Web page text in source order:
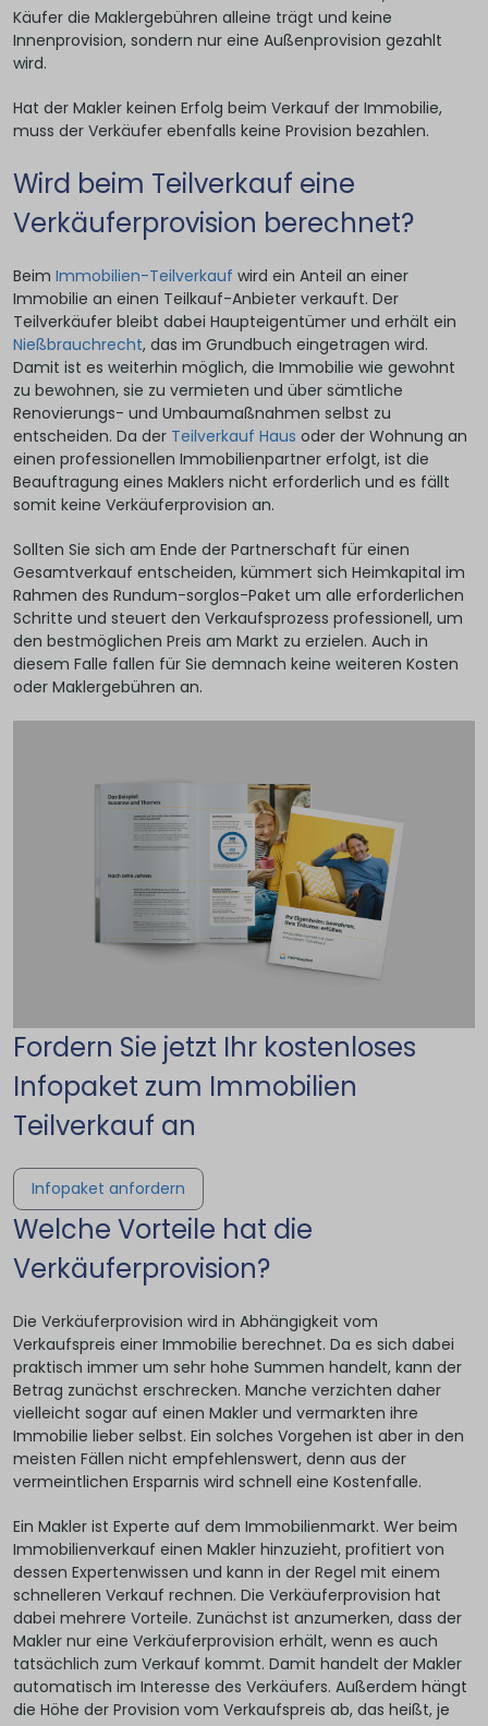
Käufer die Maklergebühren alleine trägt und keine
Innenprovision, sondern nur eine Außenprovision gezahlt
wird.
Hat der Makler keinen Erfolg beim Verkauf der Immobilie,
muss der Verkäufer ebenfalls keine Provision bezahlen.
Wird beim Teilverkauf eine
Verkäuferprovision berechnet?
Beim Immobilien-Teilverkauf wird ein Anteil an einer
Immobilie an einen Teilkauf-Anbieter verkauft. Der
Teilverkäufer bleibt dabei Haupteigentümer und erhält ein
Nießbrauchrecht, das im Grundbuch eingetragen wird.
Damit ist es weiterhin möglich, die Immobilie wie gewohnt
zu bewohnen, sie zu vermieten und über sämtliche
Renovierungs- und Umbaumaßnahmen selbst zu
entscheiden. Da der Teilverkauf Haus oder der Wohnung an
einen professionellen Immobilienpartner erfolgt, ist die
Beauftragung eines Maklers nicht erforderlich und es fällt
somit keine Verkäuferprovision an.
Sollten Sie sich am Ende der Partnerschaft für einen
Gesamtverkauf entscheiden, kümmert sich Heimkapital im
Rahmen des Rundum-sorglos-Paket um alle erforderlichen
Schritte und steuert den Verkaufsprozess professionell, um
den bestmöglichen Preis am Markt zu erzielen. Auch in
diesem Falle fallen für Sie demnach keine weiteren Kosten
oder Maklergebühren an.
Fordern Sie jetzt Ihr kostenloses
Infopaket zum Immobilien
Teilverkauf an
Infopaket anfordern
Welche Vorteile hat die
Verkäuferprovision?
Die Verkäuferprovision wird in Abhängigkeit vom
Verkaufspreis einer Immobilie berechnet. Da es sich dabei
praktisch immer um sehr hohe Summen handelt, kann der
Betrag zunächst erschrecken. Manche verzichten daher
vielleicht sogar auf einen Makler und vermarkten ihre
Immobilie lieber selbst. Ein solches Vorgehen ist aber in den
meisten Fällen nicht empfehlenswert, denn aus der
vermeintlichen Ersparnis wird schnell eine Kostenfalle.
Ein Makler ist Experte auf dem Immobilienmarkt. Wer beim
Immobilienverkauf einen Makler hinzuzieht, profitiert von
dessen Expertenwissen und kann in der Regel mit einem
schnelleren Verkauf rechnen. Die Verkäuferprovision hat
dabei mehrere Vorteile. Zunächst ist anzumerken, dass der
Makler nur eine Verkäuferprovision erhält, wenn es auch
tatsächlich zum Verkauf kommt. Damit handelt der Makler
automatisch im Interesse des Verkäufers. Außerdem hängt
die Höhe der Provision vom Verkaufspreis ab, das heißt, je